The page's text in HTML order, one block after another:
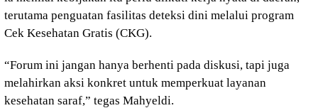
terutama penguatan fasilitas deteksi dini melalui program
Cek Kesehatan Gratis (CKG).
“Forum ini jangan hanya berhenti pada diskusi, tapi juga
melahirkan aksi konkret untuk memperkuat layanan
kesehatan saraf,” tegas Mahyeldi.